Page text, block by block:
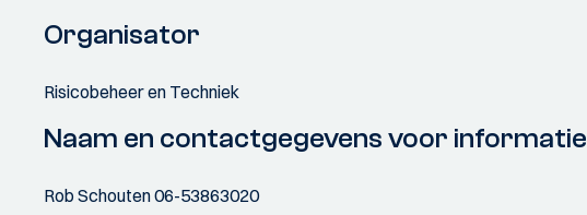
Organisator
Risicobeheer en Techniek
Naam en contactgegevens voor informatie
Rob Schouten 06-53863020